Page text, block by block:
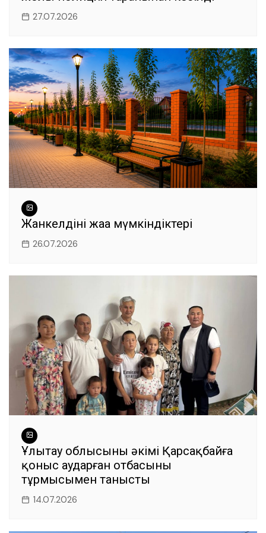
27.07.2026
Жанкелдінің жаңа мүмкіндіктері
26.07.2026
Ұлытау облысының әкімі Қарсақбайға
қоныс аударған отбасының
тұрмысымен танысты
14.07.2026